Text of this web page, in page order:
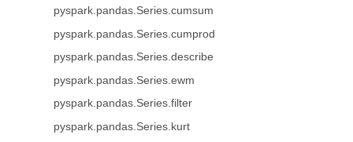
pyspark.pandas.Series.cumsum
pyspark.pandas.Series.cumprod
pyspark.pandas.Series.describe
pyspark.pandas.Series.ewm
pyspark.pandas.Series.filter
pyspark.pandas.Series.kurt